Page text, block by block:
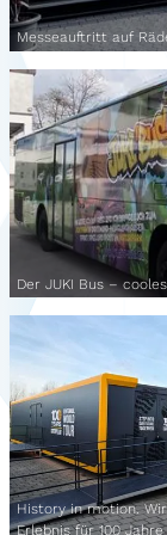
Messeauftritt auf
Der JUKI Bus –
History in motion.
Erlebnis für 100